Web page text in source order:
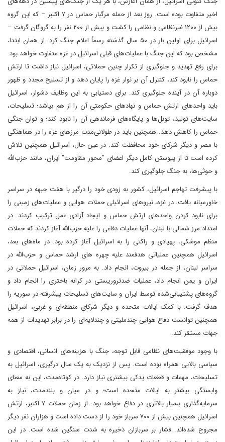
اخیر متفاوت بوده است. روز بعد از حمله مرگبار حماس در ۷ اکتبر – که این گروه
بیش از ۱۲۰۰ غیرنظامی و نظامی را کشت و بیش از ۲۰۰ نفر را به گروگان گرفت –
اسرائیل برای اولین بار در ۵۰ سال گذشته رسماً اعلام جنگ کرد. از همان ابتدا،
مشخص بود که این جنگ با عملیات‌های قبلی اسرائیل در غزه متفاوت خواهد بود.
برای رفع تهدید و جلوگیری از تکرار چنین حملاتی، اسرائیل نیاز داشت تا ارتش
حماس را نابود کند، کنترل آن بر نوار غزه را پایان دهد و از تسلیح مجدد و ظهور
دوباره آن در آینده جلوگیری کند. برای دستیابی به این وظایف دشوار، اسرائیل
باید واحدهای ارتش حماس و نهادهای حکومتی آن را از هم بپاشد؛ تسلیحات،
سایت‌های تولید، تونل‌ها و پایگاه‌های فرماندهی آن را نابود کند؛ و توان جنگی
حماس را کاهش دهد. همچنین باید در طولانی‌مدت مرزهای غزه را در هماهنگی
با مصر و دیگر شرکای خود محافظت کند. در عین حال، اسرائیل همچنین تلاش
کرده است تا از پیوستن کامل دیگر اعضای "محور مقاومت" ایران، مانند حزب‌الله
و حوثی‌ها، به جنگ جلوگیری کند.
با پیشرفت تهاجم اسرائیل، کشور به زودی خود را درگیر با هفت جبهه در سراسر
خاورمیانه یافت. در غزه، نیروهای اسرائیلی حملات هوایی و عملیات‌های زمینی را
برای نابود کردن واحدهای ارتش حماس و ایجاد آزادی عمل ترکیب کردند. در
امتداد مرز شمالی با لبنان، آنها عملیات‌ دفاعی را علیه حزب‌الله آغاز کردند که حملات
منظم موشکی، پهپادی و راکتی را به اسرائیل آغاز کرده بود. در ماه‌های بعد،
اسرائیل همچنین عملیاتی هدفمند علیه چهره ‌های ارشد حماس و حزب‌الله در
سراسر لبنان، از جمله در بیروت، انجام داد. به مرور زمان، اسرائیل حملاتی در
ایران و یمن انجام داد، عملیات‌ ضدتروریستی در کرانه باختری را انجام داد و
گروه‌های پشتیبانی‌شده توسط ایران و سایت‌های تسلیحات پیشرفته در سوریه را
هدف گرفت. با کمک ایالات متحده و دیگر شرکای منطقه‌ای و غربی، اسرائیل
همچنین توانست دفاع هوایی چندملیتی و چندلایه‌ای را در برابر تهدیدات از همه
جهات مستقر کند.
با وجود موفقیت‌های نظامی قابل توجه، جنگ با هزینه‌های انسانی، اقتصادی و
سیاسی بالایی همراه بوده است. پس از نزدیک به یک سال درگیری، اسرائیل به
تسلیحات، مهمات و قطعات یدکی بیشتری نیاز دارد. در کوتاه‌مدت، این به معنای
وابستگی بیشتر به ایالات متحده است؛ و در میان‌ و بلندمدت، نیاز به
سرمایه‌گذاری بسیار بالاتری در دفاع خواهد بود. از زمان حملات ۷ اکتبر، ارتش
اسرائیل همچنین بیش از ۷۰۰ سرباز خود را از دست داده است و هزاران نفر دیگر
مجروح شده‌اند. فشار بر سربازان ذخیره به شدت سنگین شده است. در این